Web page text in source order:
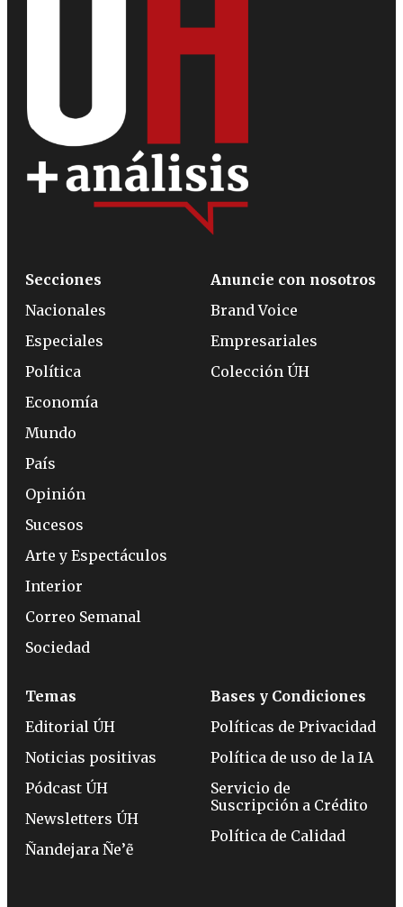
Secciones
Nacionales
Especiales
Política
Economía
Mundo
País
Opinión
Sucesos
Arte y Espectáculos
Interior
Correo Semanal
Sociedad
Anuncie con nosotros
Brand Voice
Empresariales
Colección ÚH
Temas
Editorial ÚH
Noticias positivas
Pódcast ÚH
Newsletters ÚH
Ñandejara Ñe’ẽ
Bases y Condiciones
Políticas de Privacidad
Política de uso de la IA
Servicio de
Suscripción a Crédito
Política de Calidad